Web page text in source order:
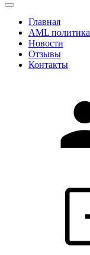
Главная
AML политика
Новости
Отзывы
Контакты